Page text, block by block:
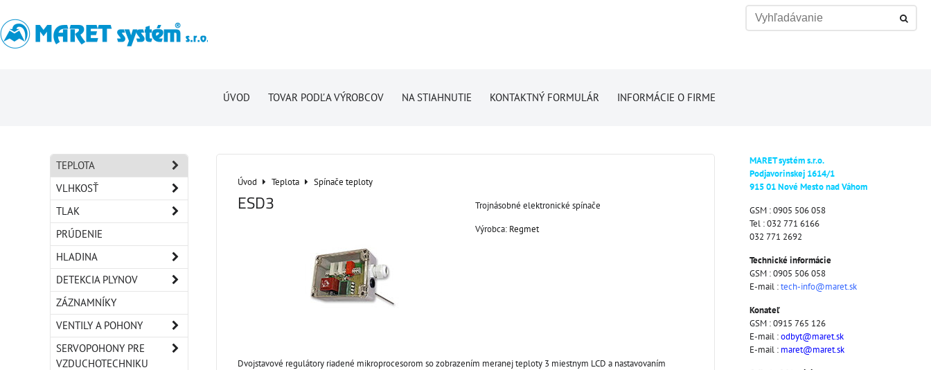
ÚVOD TOVAR PODĽA VÝROBCOV NA STIAHNUTIE KONTAKTNÝ FORMULÁR INFORMÁCIE O FIRME
Úvod Teplota Spínače teploty
ESD3
Trojnásobné elektronické spínače
Výrobca: Regmet
Dvojstavové regulátory riadené mikroprocesorom so zobrazením meranej teploty 3 miestnym LCD a nastavovaním
TEPLOTA
VLHKOSŤ
TLAK
PRÚDENIE
HLADINA
DETEKCIA PLYNOV
ZÁZNAMNÍKY
VENTILY A POHONY
SERVOPOHONY PRE
VZDUCHOTECHNIKU
MARET systém s.r.o.
Podjavorinskej 1614/1
915 01 Nové Mesto nad Váhom
GSM : 0905 506 058
Tel : 032 771 6166
032 771 2692
Technické informácie
GSM : 0905 506 058
E-mail :tech-info@maret.sk
Konateľ
GSM : 0915 765 126
E-mail :odbyt@maret.sk
E-mail : maret@maret.sk